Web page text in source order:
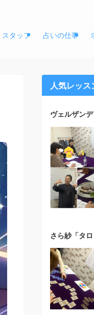
タッフ 占いの仕事
人気レッス
ヴェルザン
さら紗「タ